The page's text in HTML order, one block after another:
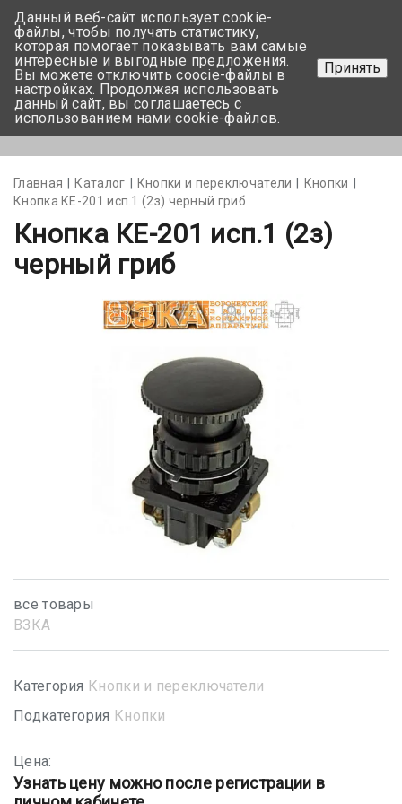
+375 17-350-99-56
+375 44-752-82-08
Задать вопрос
Главная Каталог Кнопки и переключатели
Кнопки
Кнопка КЕ-201 исп.1 (2з) черный гриб
Кнопка КЕ-201 исп.1 (2з)
черный гриб
все товары
ВЗКА
Категория Кнопки и переключатели
Подкатегория Кнопки
Цена:
Узнать цену можно после регистрации в
Данный веб-сайт использует cookie-
файлы, чтобы получать статистику,
которая помогает показывать вам самые
интересные и выгодные предложения.
Вы можете отключить coocie-файлы в
настройках. Продолжая использовать
данный сайт, вы соглашаетесь с
использованием нами cookie-файлов.
Принять